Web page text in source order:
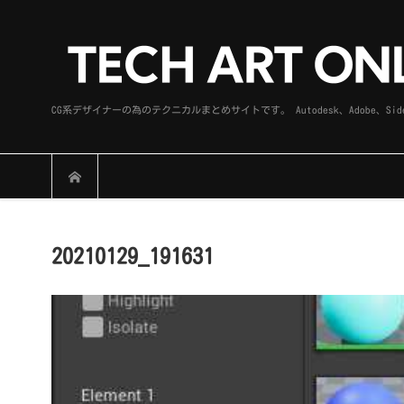
CG系デザイナーの為のテクニカルまとめサイトです。 Autodesk、Adobe、
20210129_191631